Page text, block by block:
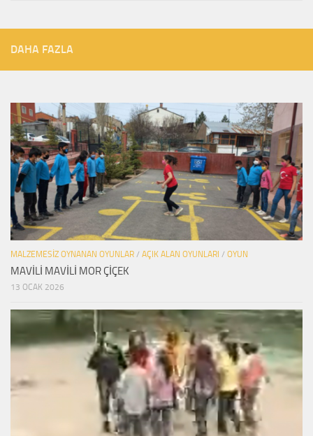
DAHA FAZLA
MALZEMESIZ OYNANAN OYUNLAR / AÇIK ALAN OYUNLARI / OYUN
MAVİLİ MAVİLİ MOR ÇİÇEK
13 OCAK 2026